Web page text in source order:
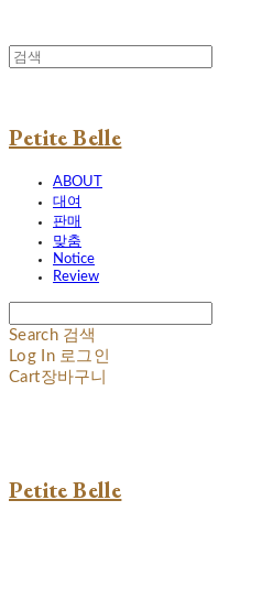
Petite Belle
ABOUT
대여
판매
맞춤
Notice
Review
Search 검색
Log In 로그인
Cart장바구니
Petite Belle